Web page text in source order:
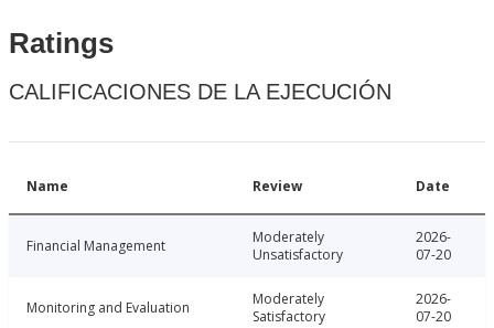
Ratings
CALIFICACIONES DE LA EJECUCIÓN
Name Review Date
Financial Management
Moderately
Unsatisfactory
2026-
07-20
Monitoring and Evaluation
Moderately
Satisfactory
2026-
07-20